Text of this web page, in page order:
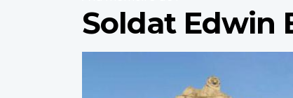
Soldat Edwin